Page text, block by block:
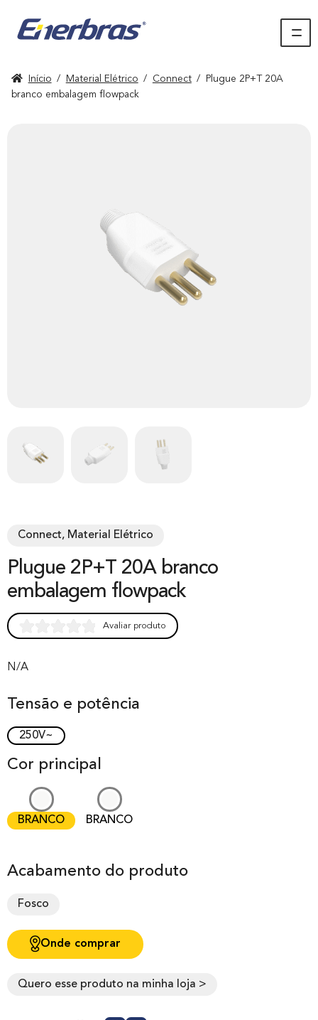
Início / Material Elétrico / Connect /
Plugue 2P+T 20A
branco embalagem flowpack
Connect, Material Elétrico
Plugue 2P+T 20A branco
embalagem flowpack
out of 0
customer
rating
Avaliar produto
N/A
Tensão e potência
250V~
Cor principal
BRANCO BRANCO
Acabamento do produto
Fosco
Onde comprar
Quero esse produto na minha loja >